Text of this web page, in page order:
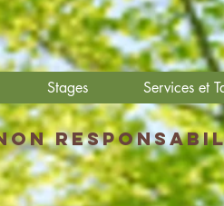
Stages Services et